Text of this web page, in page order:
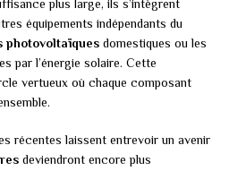
plus large, ils s’intègrent
équipements indépendants du
photovoltaïques domestiques ou les
par l’énergie solaire. Cette
vertueux où chaque composant
récentes laissent entrevoir un avenir
deviendront encore plus